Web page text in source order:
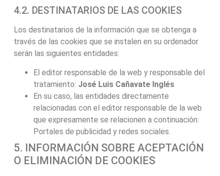
4.2. DESTINATARIOS DE LAS COOKIES
Los destinatarios de la información que se obtenga a
través de las cookies que se instalen en su ordenador
serán las siguientes entidades:
El editor responsable de la web y responsable del
tratamiento: José Luis Cañavate Inglés
En su caso, las entidades directamente
relacionadas con el editor responsable de la web
que expresamente se relacionen a continuación:
Portales de publicidad y redes sociales.
5. INFORMACIÓN SOBRE ACEPTACIÓN
O ELIMINACIÓN DE COOKIES